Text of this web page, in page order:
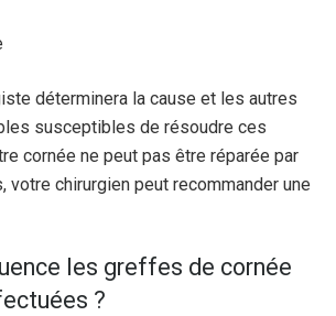
déterminera la cause et les autres
susceptibles de résoudre ces
cornée ne peut pas être réparée par
votre chirurgien peut recommander une
les greffes de cornée
?